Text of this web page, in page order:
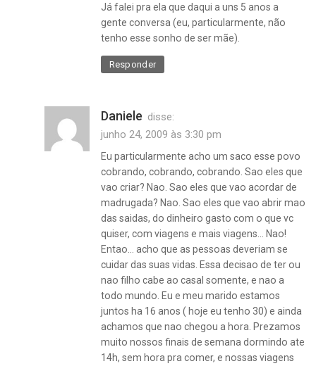
Já falei pra ela que daqui a uns 5 anos a
gente conversa (eu, particularmente, não
tenho esse sonho de ser mãe).
Responder
Daniele disse:
junho 24, 2009 às 3:30 pm
Eu particularmente acho um saco esse povo
cobrando, cobrando, cobrando. Sao eles que
vao criar? Nao. Sao eles que vao acordar de
madrugada? Nao. Sao eles que vao abrir mao
das saidas, do dinheiro gasto com o que vc
quiser, com viagens e mais viagens… Nao!
Entao… acho que as pessoas deveriam se
cuidar das suas vidas. Essa decisao de ter ou
nao filho cabe ao casal somente, e nao a
todo mundo. Eu e meu marido estamos
juntos ha 16 anos ( hoje eu tenho 30) e ainda
achamos que nao chegou a hora. Prezamos
muito nossos finais de semana dormindo ate
14h, sem hora pra comer, e nossas viagens